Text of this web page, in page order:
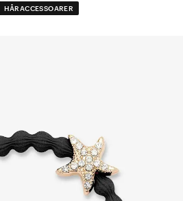
HÅRACCESSOARER